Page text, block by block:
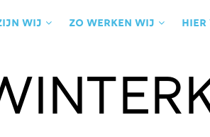
wij Zo werken wij